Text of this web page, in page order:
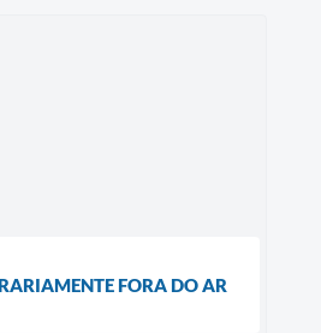
FORA DO AR